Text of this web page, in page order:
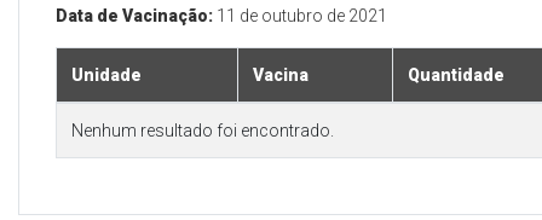
Data de Vacinação: 11 de outubro de 2021
Unidade Vacina Quantidade
Nenhum resultado foi encontrado.